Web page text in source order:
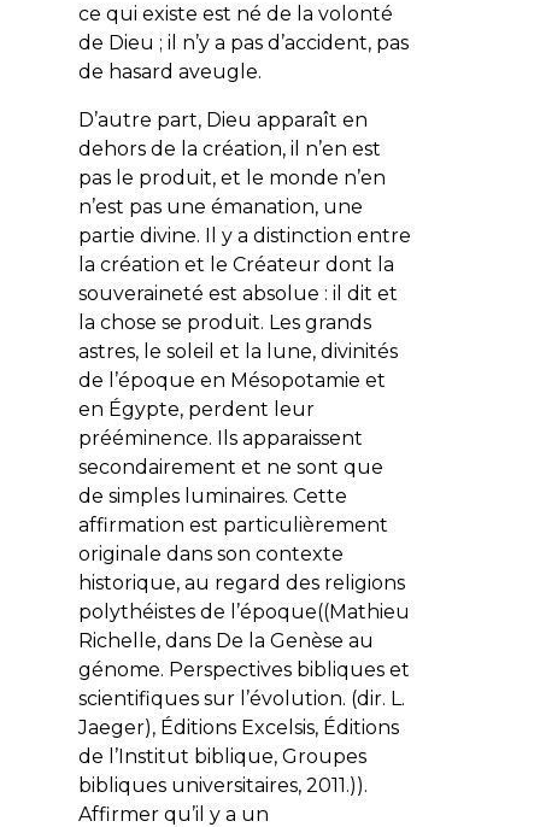
ce qui existe est né de la volonté
de Dieu ; il n’y a pas d’accident, pas
de hasard aveugle.
D’autre part, Dieu apparaît en
dehors de la création, il n’en est
pas le produit, et le monde n’en
n’est pas une émanation, une
partie divine. Il y a distinction entre
la création et le Créateur dont la
souveraineté est absolue : il dit et
la chose se produit. Les grands
astres, le soleil et la lune, divinités
de l’époque en Mésopotamie et
en Égypte, perdent leur
prééminence. Ils apparaissent
secondairement et ne sont que
de simples luminaires. Cette
affirmation est particulièrement
originale dans son contexte
historique, au regard des religions
polythéistes de l’époque((Mathieu
Richelle, dans De la Genèse au
génome. Perspectives bibliques et
scientifiques sur l’évolution. (dir. L.
Jaeger), Éditions Excelsis, Éditions
de l’Institut biblique, Groupes
bibliques universitaires, 2011.)).
Affirmer qu’il y a un